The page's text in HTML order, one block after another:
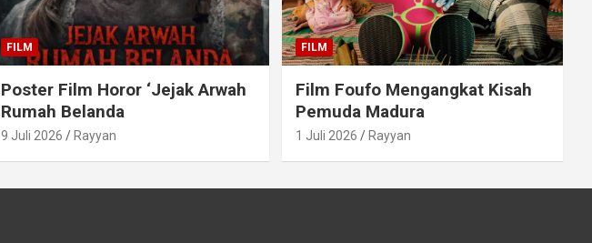
FILM
Poster Film Horor ‘Jejak Arwah
Rumah Belanda
9 Juli 2026 Rayyan
FILM
Film Foufo Mengangkat Kisah
Pemuda Madura
1 Juli 2026 Rayyan